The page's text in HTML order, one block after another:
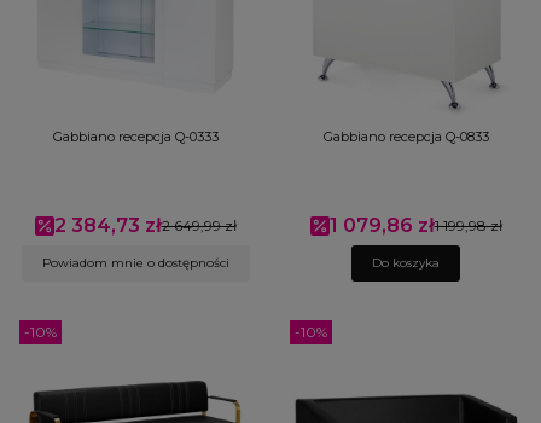
Gabbiano recepcja Q-0333
Cena promocyjna
2 384,73 zł2 649,99 zł
Powiadom mnie o dostępności
Gabbiano recepcja Q-0833
Cena promocyjna
1 079,86 zł1 199,98 zł
Do koszyka
-10% -10%